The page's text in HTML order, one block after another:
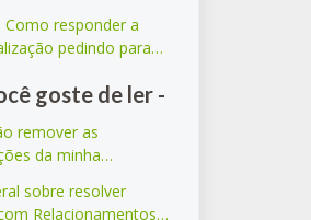
Como responder a
pedindo para
goste de ler -
remover as
da minha
sobre resolver
Relacionamentos